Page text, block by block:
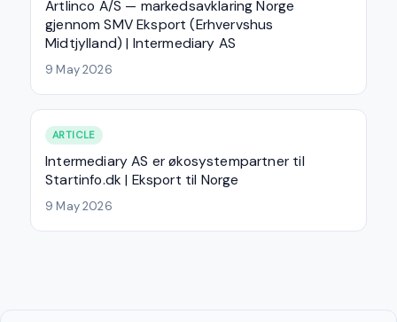
Artlinco A/S — markedsavklaring Norge
gjennom SMV Eksport (Erhvervshus
Midtjylland) | Intermediary AS
9 May 2026
ARTICLE
Intermediary AS er økosystempartner til
Startinfo.dk | Eksport til Norge
9 May 2026